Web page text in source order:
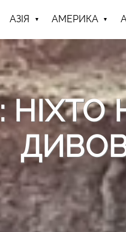
АЗІЯ АМЕРИКА
НІХТО